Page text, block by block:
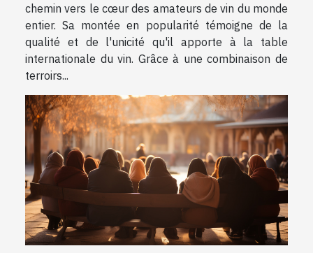
chemin vers le cœur des amateurs de vin du monde
entier. Sa montée en popularité témoigne de la
qualité et de l'unicité qu'il apporte à la table
internationale du vin. Grâce à une combinaison de
terroirs...